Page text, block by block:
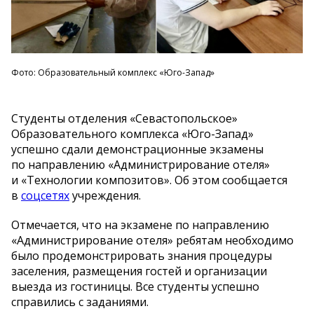
Фото: Образовательный комплекс «Юго-Запад»
Студенты отделения «Севастопольское»
Образовательного комплекса «Юго-Запад»
успешно сдали демонстрационные экзамены
по направлению «Администрирование отеля»
и «Технологии композитов». Об этом сообщается
в соцсетяхучреждения.
Отмечается, что на экзамене по направлению
«Администрирование отеля» ребятам необходимо
было продемонстрировать знания процедуры
заселения, размещения гостей и организации
выезда из гостиницы. Все студенты успешно
справились сзаданиями.